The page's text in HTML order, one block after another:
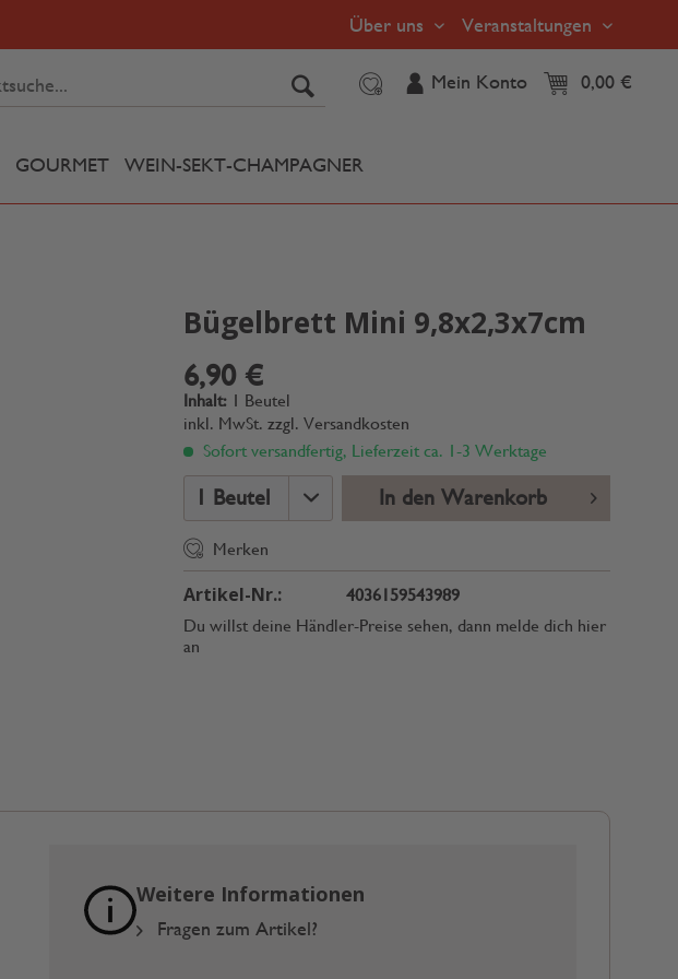
Über uns Veranstaltungen
Mein Konto 0,00 €
GOURMET WEIN-SEKT-CHAMPAGNER
Bügelbrett Mini 9,8x2,3x7cm
6,90 €
Inhalt: 1 Beutel
inkl. MwSt.zzgl. Versandkosten
Sofort versandfertig, Lieferzeit ca. 1-3 Werktage
In den Warenkorb
Merken
Artikel-Nr.:
4036159543989
Du willst deine Händler-Preise sehen, dann melde dich hier
an
Weitere Informationen
Fragen zum Artikel?